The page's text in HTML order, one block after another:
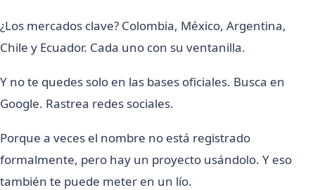
¿Los mercados clave? Colombia, México, Argentina,
Chile y Ecuador. Cada uno con su ventanilla.
Y no te quedes solo en las bases oficiales. Busca en
Google. Rastrea redes sociales.
Porque a veces el nombre no está registrado
formalmente, pero hay un proyecto usándolo. Y eso
también te puede meter en un lío.